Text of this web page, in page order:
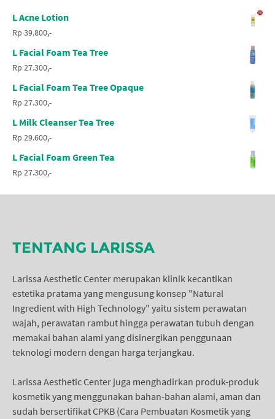
L Acne Lotion
Rp 39.800,-
L Facial Foam Tea Tree
Rp 27.300,-
L Facial Foam Tea Tree Opaque
Rp 27.300,-
L Milk Cleanser Tea Tree
Rp 29.600,-
L Facial Foam Green Tea
Rp 27.300,-
TENTANG LARISSA
Larissa Aesthetic Center merupakan klinik kecantikan
estetika pratama yang mengusung konsep "Natural
Ingredient with High Technology" yaitu sistem perawatan
wajah, perawatan rambut hingga perawatan tubuh dengan
memakai bahan alami yang disinergikan penggunaan
teknologi modern dengan harga terjangkau.
Larissa Aesthetic Center juga menghadirkan produk-produk
kosmetik yang menggunakan bahan-bahan alami, aman dan
sudah bersertifikat CPKB (Cara Pembuatan Kosmetik yang